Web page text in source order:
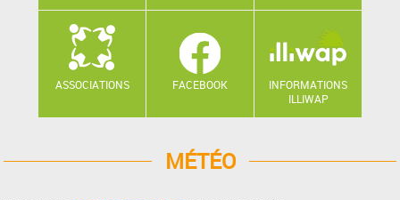
ASSOCIATIONS FACEBOOK
INFORMATIONS
ILLIWAP
MÉTÉO